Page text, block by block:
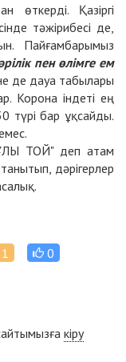
өткерді. Қазіргі
тәжірибесі де,
Пайғамбарымыз
пен өлімге ем
де дауа табылары
Корона індеті ең
түрі бар ұқсайды.
ТОЙ" деп атам
дәрігерлер
1 0
кіру